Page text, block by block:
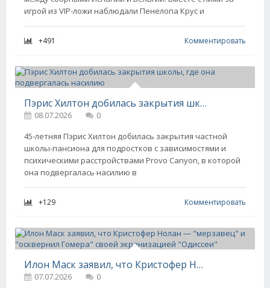
игрой из VIP-ложи наблюдали Пенелопа Крус и
+491 Комментировать
Пэрис Хилтон добилась закрытия школы, где она подвергалась насилию
08.07.2026
0
45-летняя Пэрис Хилтон добилась закрытия частной
школы-пансиона для подростков с зависимостями и
психическими расстройствами Provo Canyon, в которой
она подвергалась насилию в
+129 Комментировать
Илон Маск заявил, что Кристофер Нолан — "мерзавец" и "осквернил Гомера" своей экранизацией "Одиссеи"
07.07.2026
0